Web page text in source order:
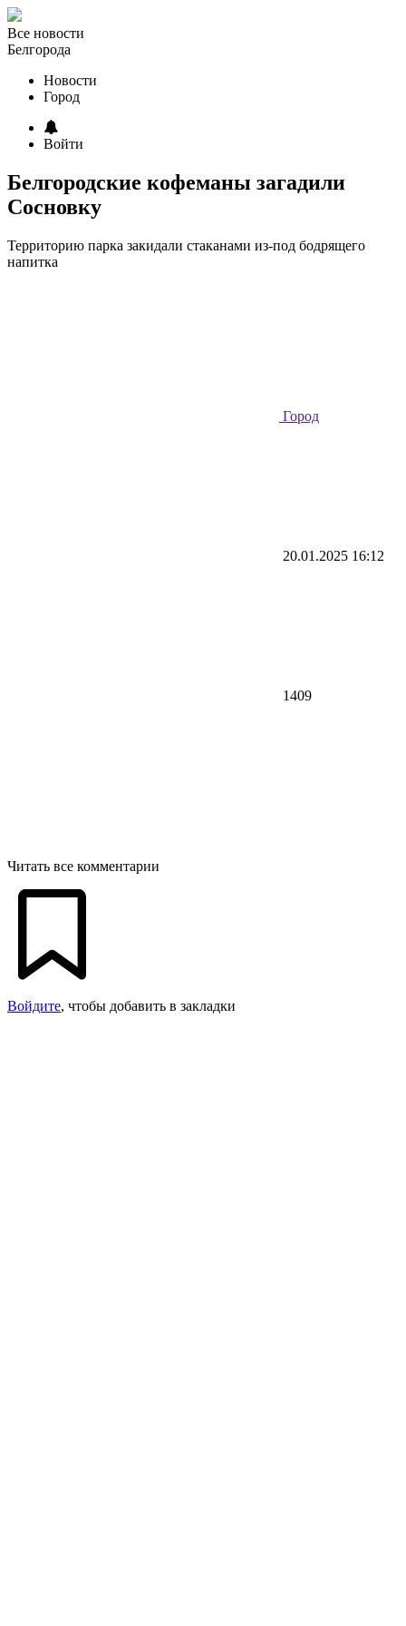
Все новости
Белгорода
Новости
Город
Войти
Белгородские кофеманы загадили
Сосновку
Территорию парка закидали стаканами из-под бодрящего
напитка
Город
20.01.2025 16:12
1409
Читать все комментарии
Войдите, чтобы добавить в закладки